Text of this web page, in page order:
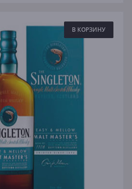
В КОРЗИНУ